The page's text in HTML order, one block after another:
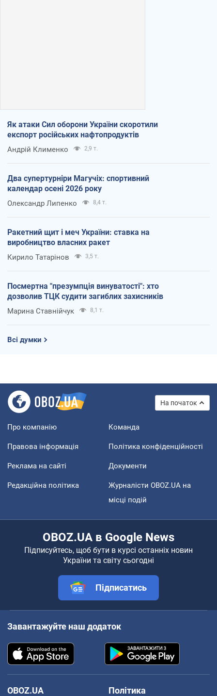
Як атаки Сил оборони України скоротили
експорт російських нафтопродуктів
Андрій Клименко 2,9 т.
Два супертурніри Магучіх: спортивний
календар осені 2026 року
Олександр Липенко 8,4 т.
Ракетний щит і меч України: ставка на
виробництво власних ракет
Кирило Татарінов 3,5 т.
Посмертна "презумпція винуватості": хто
дозволив ТЦК судити загиблих захисників
Марина Ставнійчук 8,1 т.
Всі думки
На початок
Про компанію Команда
Правова інформація Політика конфіденційності
Реклама на сайті Документи
Редакційна політика
Журналісти OBOZ.UA на
місці подій
OBOZ.UA в Google News
Підписуйтесь, щоб бути в курсі останніх новин
України та світу сьогодні
Підписатись
Завантажуйте наш додаток
OBOZ.UA
Політика